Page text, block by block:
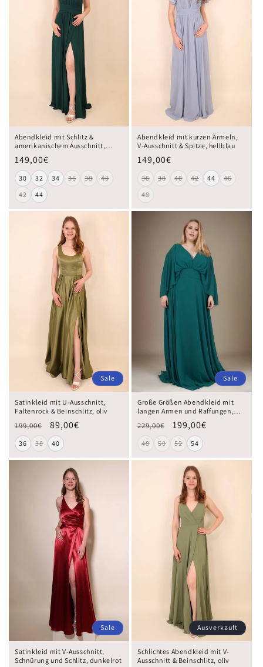
Abendkleid mit Schlitz &
amerikanischem Ausschnitt,
dunkelgrün
149,00€
30 32 34 36 38
40
42
44
Abendkleid mit kurzen Ärmeln,
V-Ausschnitt & Spitze, hellblau
149,00€
36 38 40 42 44
46
48
Sale
Satinkleid mit U-Ausschnitt,
Faltenrock & Beinschlitz, oliv
199,00€ 89,00€
36 38 40
Sale
Große Größen Abendkleid mit
langen Armen und Raffungen,
dunkelgrün
229,00€ 199,00€
48 50 52 54
Sale
Satinkleid mit V-Ausschnitt,
Schnürung und Schlitz, dunkelrot
Ausverkauft
Schlichtes Abendkleid mit V-
Ausschnitt & Beinschlitz, oliv